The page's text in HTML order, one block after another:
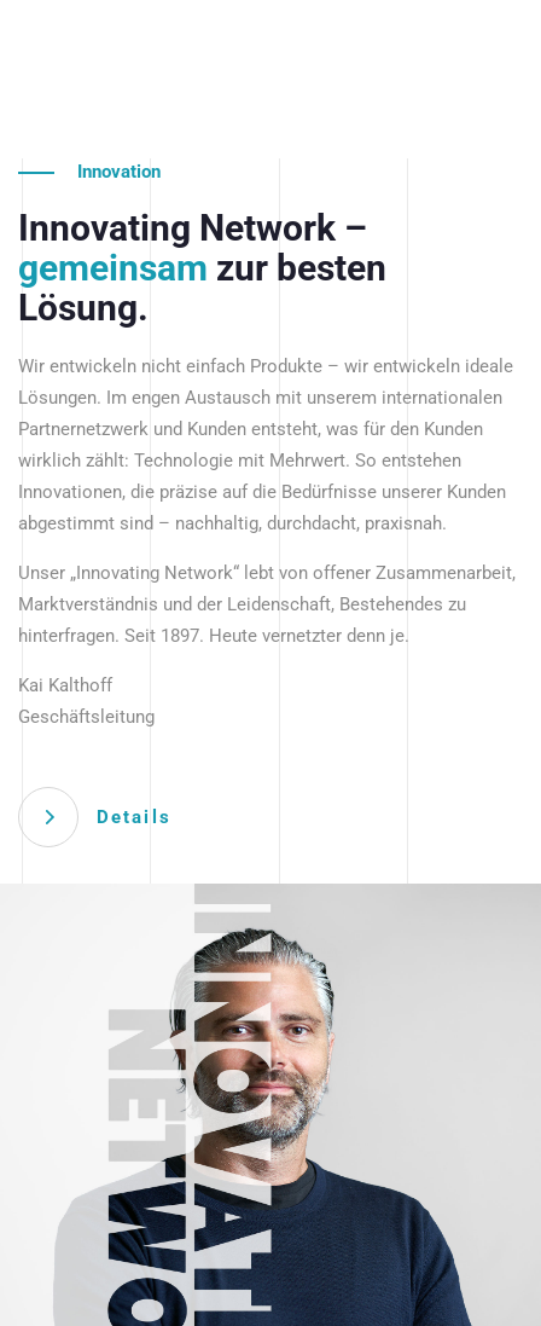
Innovation
Innovating Network –
gemeinsam zur besten
Lösung.
Wir entwickeln nicht einfach Produkte – wir entwickeln ideale
Lösungen. Im engen Austausch mit unserem internationalen
Partnernetzwerk und Kunden entsteht, was für den Kunden
wirklich zählt: Technologie mit Mehrwert. So entstehen
Innovationen, die präzise auf die Bedürfnisse unserer Kunden
abgestimmt sind – nachhaltig, durchdacht, praxisnah.
Unser „Innovating Network“ lebt von offener Zusammenarbeit,
Marktverständnis und der Leidenschaft, Bestehendes zu
hinterfragen. Seit 1897. Heute vernetzter denn je.
Kai Kalthoff
Geschäftsleitung
Details